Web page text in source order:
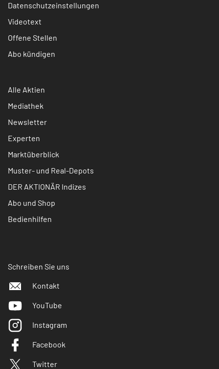
Datenschutzeinstellungen
Videotext
Offene Stellen
Abo kündigen
Alle Aktien
Mediathek
Newsletter
Experten
Marktüberblick
Muster- und Real-Depots
DER AKTIONÄR Indizes
Abo und Shop
Bedienhilfen
Schreiben Sie uns
Kontakt
YouTube
Instagram
Facebook
Twitter